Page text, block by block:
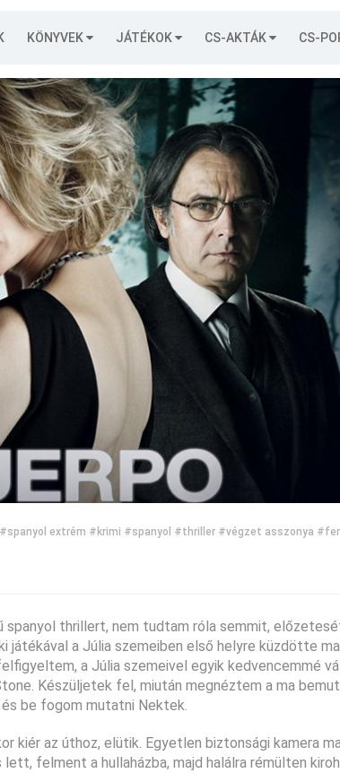
KÖNYVEK JÁTÉKOK CS-AKTÁK CS-
#spanyol extrém #krimi #spanyol #thriller #végzet asszonya
spanyol thrillert, nem tudtam róla semmit,
játékával a Júlia szemeiben első helyre küzdötte
a Júlia szemeivel egyik kedvencemmé
Készüljetek fel, miután megnéztem a ma
be fogom mutatni Nektek.
kiér az úthoz, elütik. Egyetlen biztonsági kamera
felment a hullaházba, majd halálra rémülten